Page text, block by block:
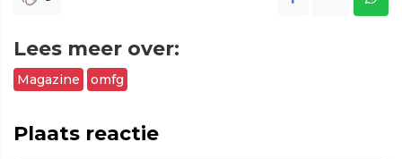
Lees meer over:
Magazine omfg
Plaats reactie